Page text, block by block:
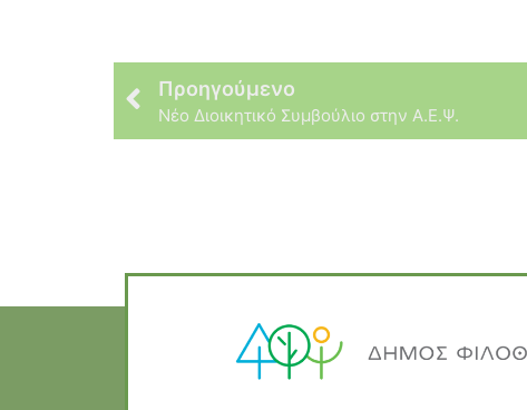
Προηγούμενο
Νέο Διοικητικό Συμβούλιο στην Α.Ε.Ψ.